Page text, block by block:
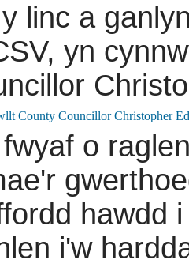
linc a
yn
o
hawdd
i'w